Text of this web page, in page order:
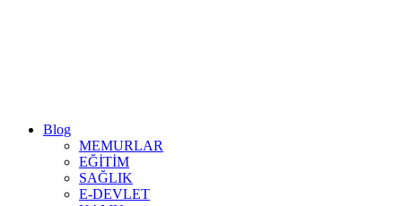
Blog
MEMURLAR
EĞİTİM
SAĞLIK
E-DEVLET